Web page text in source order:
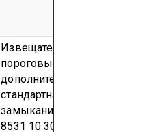
Извещатель пожарный
пороговый адресный
дополнительные компоненты:
стандартная ZB/200; модуль
замыканий ISO-x/53xx 00
8531 10 300 0